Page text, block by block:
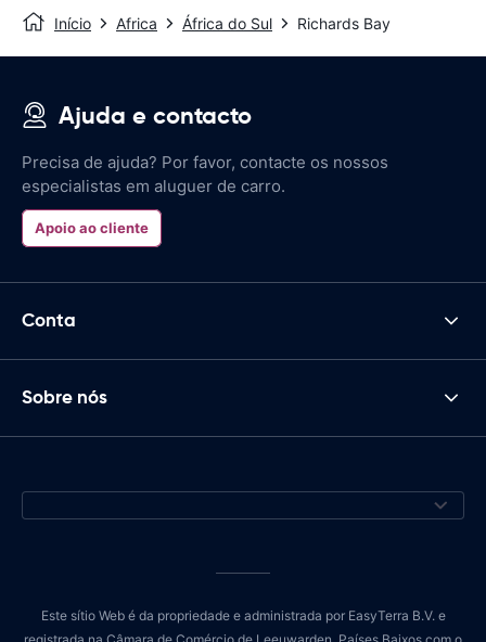
Início Africa África do Sul Richards Bay
Ajuda e contacto
Precisa de ajuda? Por favor, contacte os nossos
especialistas em aluguer de carro.
Apoio ao cliente
Conta
Sobre nós
Este sítio Web é da propriedade e administrada por EasyTerra B.V. e